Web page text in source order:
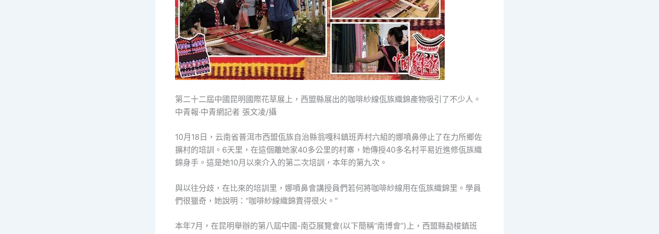
第二十二屆中國昆明國際花草展上，西盟縣展出的咖啡紗線佤族織錦產物吸引了不少人。
中青報·中青網記者 張文凌/攝
10月18日，云南省普洱市西盟佤族自治縣翁嘎科鎮班弄村六組的娜噴鼻停止了在力所鄉佐
擴村的培訓。6天里，在這個離她家40多公里的村寨，她傳授40多名村平易近進修佤族織
錦身手。這是她10月以來介入的第二次培訓，本年的第九次。
與以往分歧，在比來的培訓里，娜噴鼻會講授員們若何將咖啡紗線用在佤族織錦里。學員
們很獵奇，她說明：“咖啡紗線織錦賣得很火。”
本年7月，在昆明舉辦的第八屆中國-南亞展覽會(以下簡稱“南博會”)上，西盟縣勐梭鎮班